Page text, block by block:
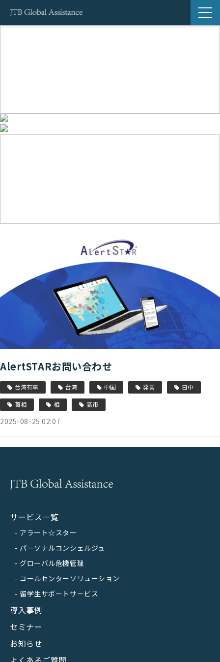
セミナー
AlertSTARお問い合わせ
台湾有事 台湾 中国 発言 日中
首相 相 高市
2025-08-25 02:07
サービス一覧
アラート☆スター
パーソナルコンシェルジュ
グローバル危機管理
コールセンターソリューション
留学生サポートサービス
導入事例
セミナー
お知らせ